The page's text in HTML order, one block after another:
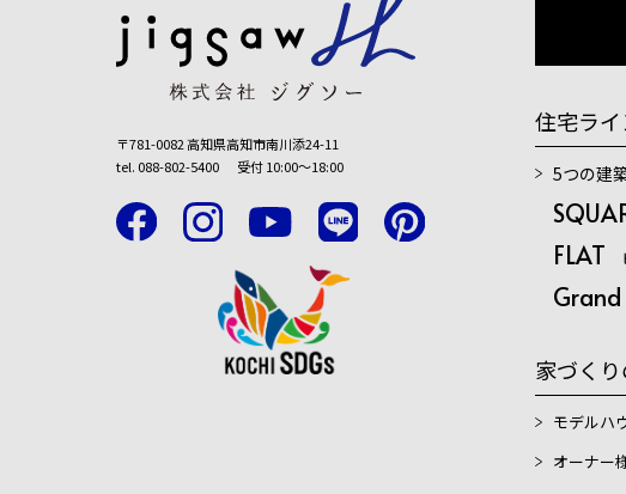
〒781-0082 高知県高知市南川添24-11
tel. 088-802-5400
受付 10:00〜18:00
住宅ラ
5つの建
FLAT
Grand
家づく
モデルハ
オーナー